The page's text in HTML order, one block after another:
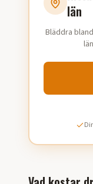
län
Bläddra